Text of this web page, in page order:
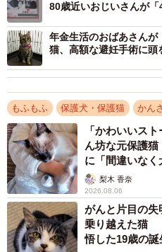
ジェームズは自力でミルク
り、すくすくと順調に育って
の息子にもミルクの与え方や
80歳近いおじいさんが
年金生活のおばあさん
猫、高額な避妊手術に頭
もふもふ 保護犬・保護猫 かん
「かわいいス
ん坊な元保護
に「間違いな
梨木 香奈
2026.08.06
がんと片目の失
乗り越えた猫
悟した19歳の